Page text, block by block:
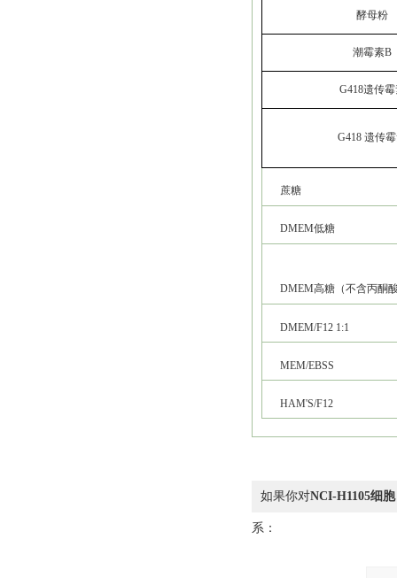
酵母粉
潮霉素B
G418遗传
G418 遗传
蔗糖
DMEM低糖
DMEM高糖（不含丙酮
DMEM/F12 1:1
MEM/EBSS
HAM'S/F12
如果你对NCI-H1105细
系：